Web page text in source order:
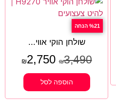
%21 הנחה
שולחן הוקי אווי...
₪3,490
₪2,750
הוספה לסל